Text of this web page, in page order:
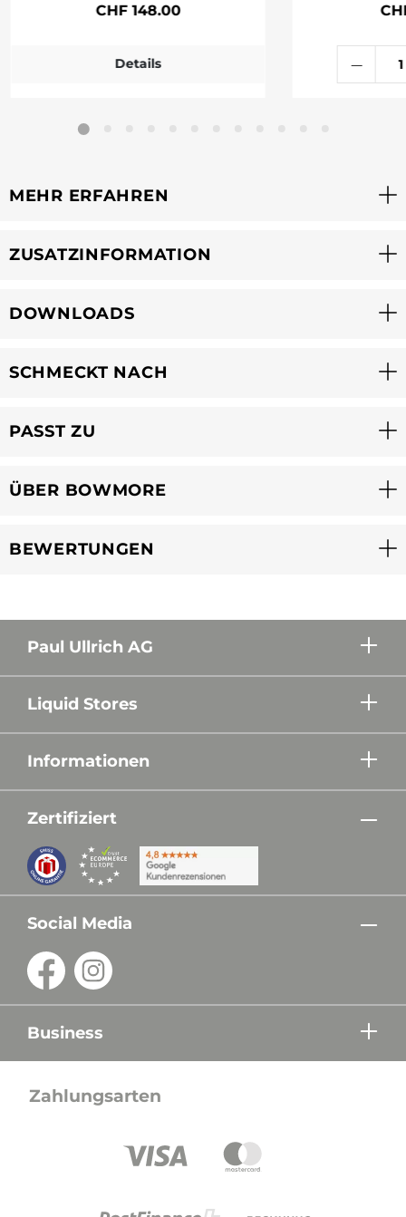
CHF 148.00
Details
MEHR ERFAHREN
ZUSATZINFORMATION
DOWNLOADS
SCHMECKT NACH
PASST ZU
ÜBER BOWMORE
BEWERTUNGEN
Paul Ullrich AG
Liquid Stores
Informationen
Zertifiziert
Social Media
Business
Zahlungsarten